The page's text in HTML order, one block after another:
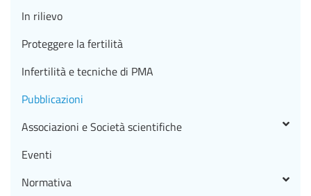
In rilievo
Proteggere la fertilità
Infertilità e tecniche di PMA
Pubblicazioni
Associazioni e Società scientifiche
Eventi
Normativa